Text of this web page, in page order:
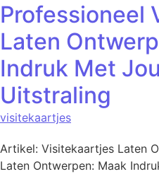
Professioneel
Laten
Indruk Met
Uitstraling
visitekaartjes
Artikel: Visitekaartjes Laten
Laten Ontwerpen: Maak